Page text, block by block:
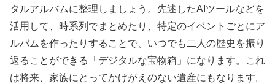
タルアルバムに整理しましょう。先述したAIツールなどを
活用して、時系列でまとめたり、特定のイベントごとにア
ルバムを作ったりすることで、いつでも二人の歴史を振り
返ることができる「デジタルな宝物箱」になります。これ
は将来、家族にとってかけがえのない遺産にもなります。